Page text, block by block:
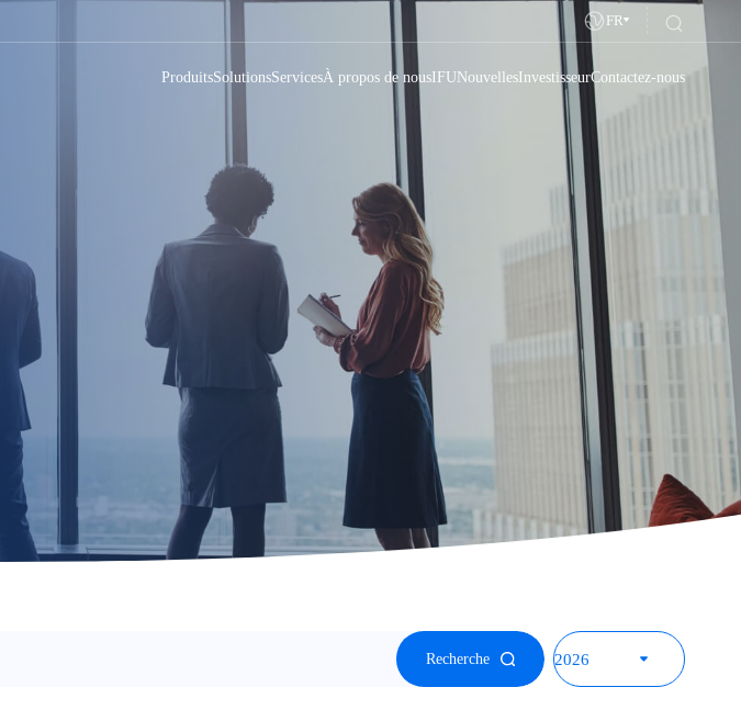
FR
ProduitsSolutionsServicesÀ propos de nousIFUNouvellesInvestisseurContactez-nous
Recherche